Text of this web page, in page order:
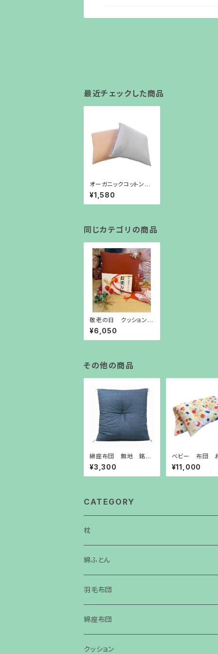
最近チェックした商品
オーガニックコットン
和晒ふたえガーゼクッシ
ョン 45㎝角(側サイ
ズ) 自社工場 手造り
¥1,580
同じカテゴリの商品
敬老の日 クッション
50角(側サイズ） ｴﾝ
ｼﾞ 自社工場 手造り
ギフト 父の日 お
¥6,050
その他の商品
綿座布団 無地 銘仙
判 55㎝×59㎝(側サ
イズ) 自社工場 手造
り
¥3,300
ベビー 布団
寝 里帰り
団
＊ミッフィーフル
¥11,000
CATEGORY
枕
サイコロ枕
綿ふとん
洗えるウール肌掛け布団
羽毛布団
綿座布団
銘仙判
クッション